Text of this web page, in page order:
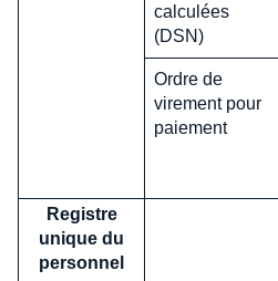
calculées
(DSN)
Ordre de
virement pour
paiement
Registre
unique du
personnel